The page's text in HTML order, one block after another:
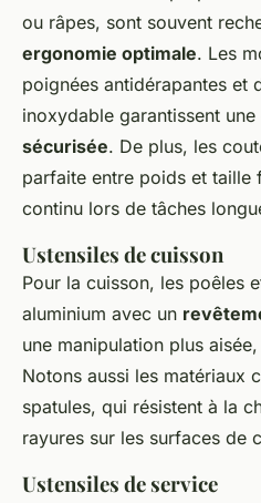
ou râpes, sont souvent
ergonomie optimale. Les
poignées antidérapantes et
inoxydable garantissent
sécurisée. De plus, les
parfaite entre poids et taille
continu lors de tâches
Ustensiles de cuisson
Pour la cuisson, les poêles
aluminium avec un
une manipulation plus
Notons aussi les matériaux
spatules, qui résistent à la
rayures sur les surfaces de
Ustensiles de service